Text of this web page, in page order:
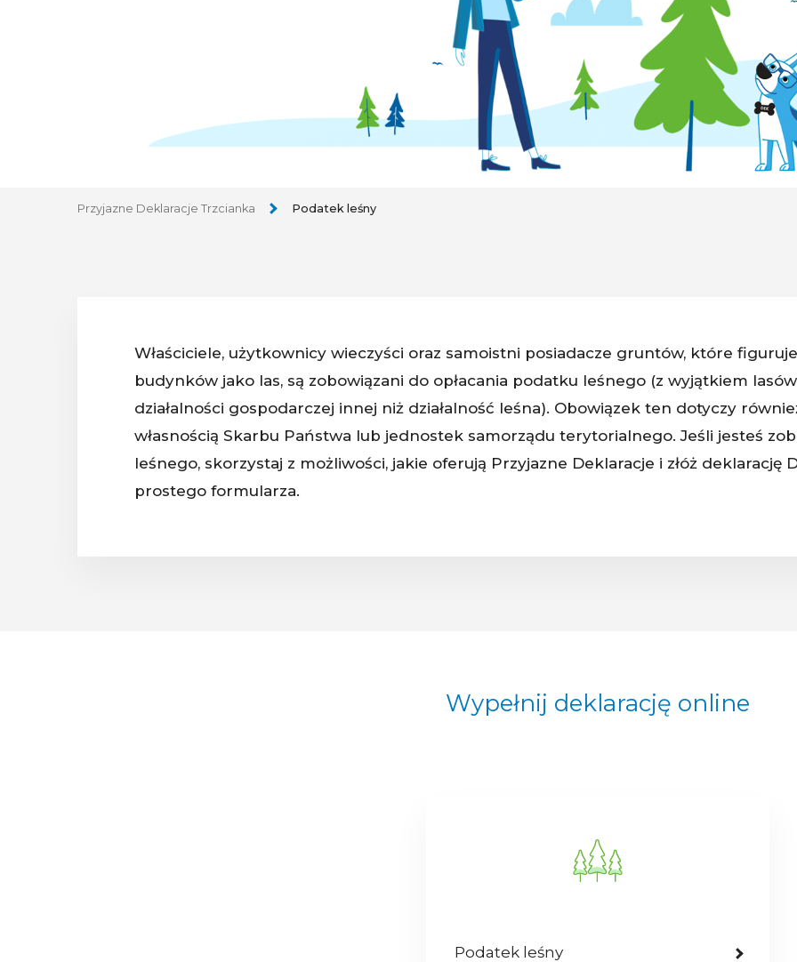
Przyjazne Deklaracje Trzcianka Podatek leśny
Właściciele, użytkownicy wieczyści oraz samoistni posiadacze gruntów, które
budynków jako las, są zobowiązani do opłacania podatku leśnego (z wyjątkiem
działalności gospodarczej innej niż działalność leśna). Obowiązek ten dotyczy
własnością Skarbu Państwa lub jednostek samorządu terytorialnego. Jeśli jesteś
leśnego, skorzystaj z możliwości, jakie oferują Przyjazne Deklaracje i złóż deklarację
prostego formularza.
Wypełnij deklarację online
Podatek leśny